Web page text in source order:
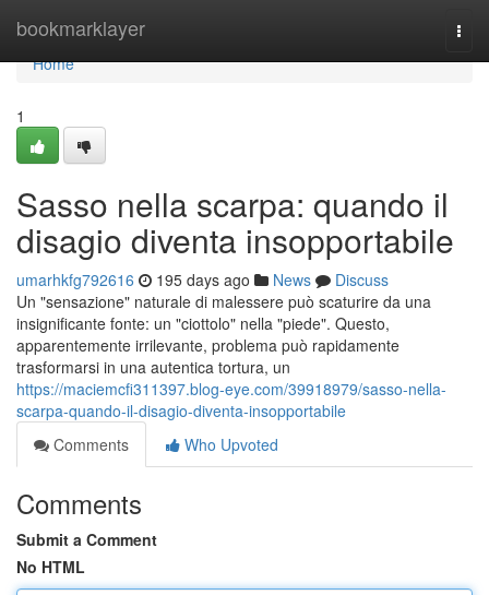
bookmarklayer
Home
Home
1
Sasso nella scarpa: quando il
disagio diventa insopportabile
umarhkfg792616 195 days ago News
Discuss
Un "sensazione" naturale di malessere può scaturire da una
insignificante fonte: un "ciottolo" nella "piede". Questo,
apparentemente irrilevante, problema può rapidamente
trasformarsi in una autentica tortura, un
https://maciemcfi311397.blog-eye.com/39918979/sasso-nella-
scarpa-quando-il-disagio-diventa-insopportabile
Comments
Who Upvoted
Comments
Submit a Comment
No HTML